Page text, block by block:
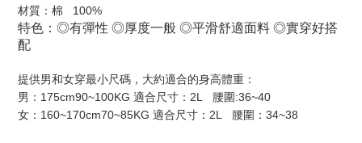
材質：棉 100%
特色： ◎有彈性 ◎厚度一般◎平滑舒適面料◎實穿好搭
配
提供男和女穿最小尺碼，大約適合的身高體重：
男： 175cm90~100KG 適合尺寸： 2L 腰圍 :36~40
女： 160~170cm70~85KG 適合尺寸： 2L 腰圍： 34~38